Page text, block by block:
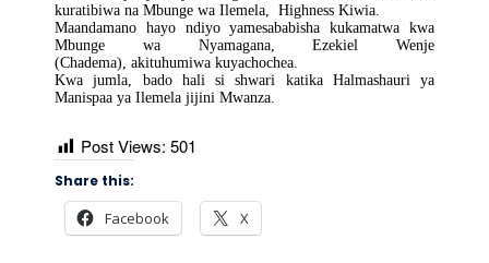
kuratibiwa na Mbunge wa Ilemela, Highness Kiwia.
Maandamano hayo ndiyo yamesababisha kukamatwa kwa
Mbunge wa Nyamagana, Ezekiel Wenje
(Chadema), akituhumiwa kuyachochea.
Kwa jumla, bado hali si shwari katika Halmashauri ya
Manispaa ya Ilemela jijini Mwanza.
Post Views: 501
Share this:
Facebook X